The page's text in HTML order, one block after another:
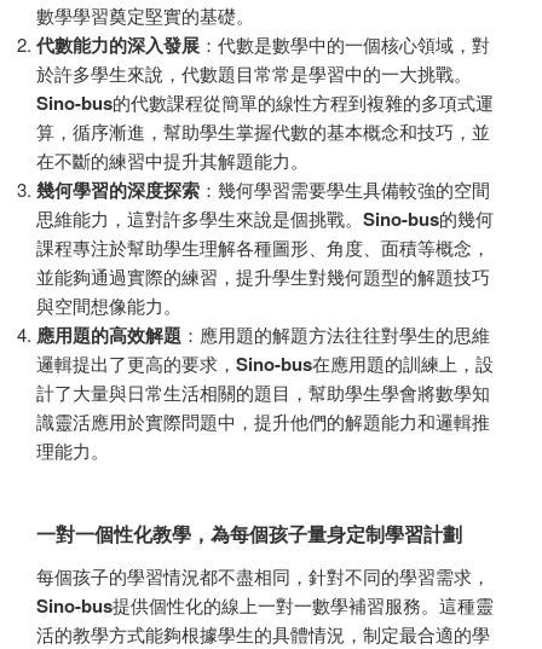
數學學習奠定堅實的基礎。
代數能力的深入發展 ：代數是數學中的一個核心領域，對
於許多學生來說，代數題目常常是學習中的一大挑戰。
Sino-bus的代數課程從簡單的線性方程到複雜的多項式運
算，循序漸進，幫助學生掌握代數的基本概念和技巧，並
在不斷的練習中提升其解題能力。
幾何學習的深度探索 ：幾何學習需要學生具備較強的空間
思維能力，這對許多學生來說是個挑戰。 Sino-bus的幾何
課程專注於幫助學生理解各種圖形、角度、面積等概念，
並能夠通過實際的練習，提升學生對幾何題型的解題技巧
與空間想像能力。
應用題的高效解題 ：應用題的解題方法往往對學生的思維
邏輯提出了更高的要求， Sino-bus在應用題的訓練上，設
計了大量與日常生活相關的題目，幫助學生學會將數學知
識靈活應用於實際問題中，提升他們的解題能力和邏輯推
理能力。
一對一個性化教學，為每個孩子量身定制學習計劃
每個孩子的學習情況都不盡相同，針對不同的學習需求，
Sino-bus提供個性化的線上一對一數學補習服務。這種靈
活的教學方式能夠根據學生的具體情況，制定最合適的學